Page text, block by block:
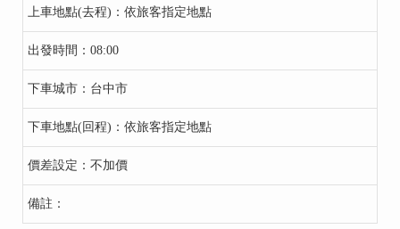
依旅客指定地點
08:00
台中市
依旅客指定地點
不加價